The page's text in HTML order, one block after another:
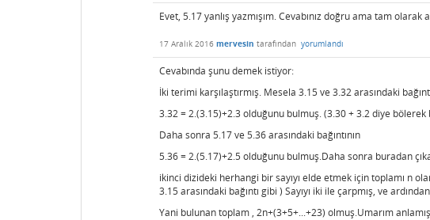
Evet, 5.17 yanlış yazmışım. Cevabınız doğru ama tam olarak
17 Aralık 2016 mervesin tarafından yorumlandı
Cevabında şunu demek istiyor:
İki terimi karşılaştırmış. Mesela 3.15 ve 3.32 arasındaki
3.32 = 2.(3.15)+2.3 olduğunu bulmuş. (3.30 + 3.2 diye bölerek
Daha sonra 5.17 ve 5.36 arasındaki bağıntının
5.36 = 2.(5.17)+2.5 olduğunu bulmuş.Daha sonra buradan
ikinci dizideki herhangi bir sayıyı elde etmek için toplamı n
3.15 arasındaki bağıntı gibi ) Sayıyı iki ile çarpmış, ve
Yani bulunan toplam , 2n+(3+5+...+23) olmuş.Umarım